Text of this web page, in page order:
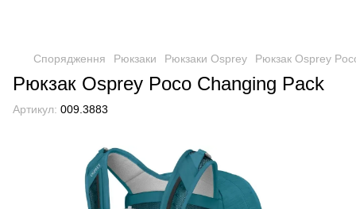
Спорядження Рюкзаки Рюкзаки Osprey Рюкзак Osprey
Рюкзак Osprey Poco Changing Pack
Артикул: 009.3883